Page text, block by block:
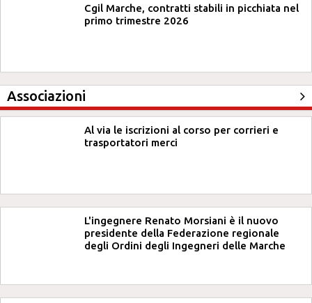
Cgil Marche, contratti stabili in picchiata nel
primo trimestre 2026
Associazioni
Al via le iscrizioni al corso per corrieri e
trasportatori merci
L'ingegnere Renato Morsiani è il nuovo
presidente della Federazione regionale
degli Ordini degli Ingegneri delle Marche